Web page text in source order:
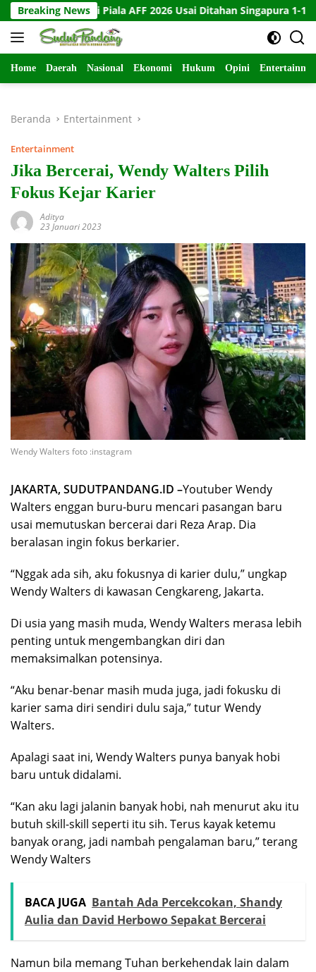
Langsung
ke
konten
Breaking News
di Piala AFF 2026 Usai Ditahan Singapura 1-1 10
Home Daerah Nasional Ekonomi Hukum Opini
Beranda Entertainment
Entertainment
Jika Bercerai, Wendy Walters Pilih
Fokus Kejar Karier
Aditya
23 Januari 2023
Wendy Walters foto :instagram
JAKARTA, SUDUTPANDANG.ID –Youtuber Wendy
Walters enggan buru-buru mencari pasangan baru
usai memutuskan bercerai dari Reza Arap. Dia
beralasan ingin fokus berkarier.
“Nggak ada sih, aku fokusnya di karier dulu,” ungkap
Wendy Walters di kawasan Cengkareng, Jakarta.
Di usia yang masih muda, Wendy Walters merasa lebih
penting untuk mengembangkan diri dan
memaksimalkan potensinya.
“Aku benar-benar masih muda juga, jadi fokusku di
karier sama diri sendiri dulu saja,” tutur Wendy
Walters.
Apalagi saat ini, Wendy Walters punya banyak hobi
baru untuk didalami.
“Kan aku lagi jalanin banyak hobi, nah menurut aku itu
butuh skill-skill seperti itu sih. Terus kayak ketemu
banyak orang, jadi nambah pengalaman baru,” terang
Wendy Walters
BACA JUGA Bantah Ada Percekcokan, Shandy
Aulia dan David Herbowo Sepakat Bercerai
Namun bila memang Tuhan berkehendak lain dalam